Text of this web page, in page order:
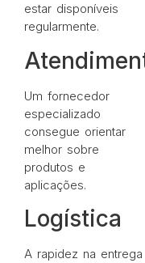
estar disponíveis
regularmente.
Um fornecedor
especializado
consegue orientar
melhor sobre
produtos e
aplicações.
Logística
A rapidez na entrega